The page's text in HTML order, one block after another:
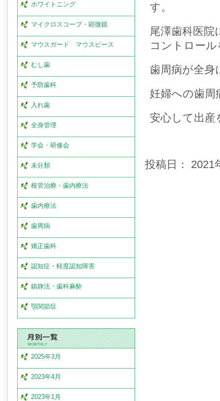
ホワイトニング
マイクロスコープ・顕微鏡
マウスガード マウスピース
むし歯
予防歯科
入れ歯
全身管理
学会・研修会
未分類
根管治療・歯内療法
歯内療法
歯周病
矯正歯科
認知症・軽度認知障害
鎮静法・歯科麻酔
顎関節症
2025年3月
2023年4月
2023年1月
す。
尾澤歯科医
コントロー
歯周病が全身
妊婦への歯
安心して出
投稿日： 2021